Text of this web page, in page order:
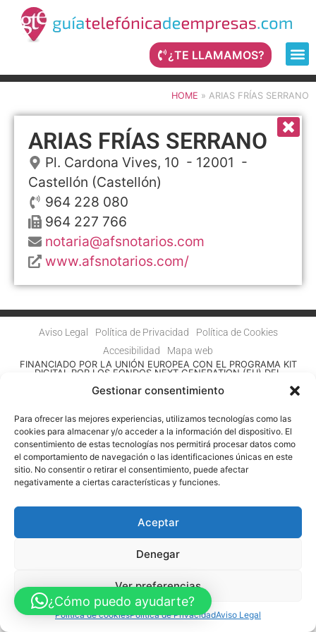
Gestionar consentimiento
Para ofrecer las mejores experiencias, utilizamos tecnologías como las
cookies para almacenar y/o acceder a la información del dispositivo. El
consentimiento de estas tecnologías nos permitirá procesar datos como
el comportamiento de navegación o las identificaciones únicas en este
sitio. No consentir o retirar el consentimiento, puede afectar
negativamente a ciertas características y funciones.
Aceptar
Denegar
Ver preferencias
Política de cookiesPolítica de PrivacidadAviso Legal
¿TE LLAMAMOS?
HOME » ARIAS FRÍAS SERRANO
ARIAS FRÍAS SERRANO
Pl. Cardona Vives, 10 - 12001 -
Castellón (Castellón)
964 228 080
964 227 766
notaria@afsnotarios.com
www.afsnotarios.com/
Aviso Legal Política de Privacidad
Política de Cookies
Accesibilidad
Mapa web
FINANCIADO POR LA UNIÓN EUROPEA CON EL PROGRAMA KIT
DIGITAL POR LOS FONDOS NEXT GENERATION (EU) DEL
© Guia Telefónica de Empresas – Todos los derechos reservados.
¿Cómo puedo ayudarte?